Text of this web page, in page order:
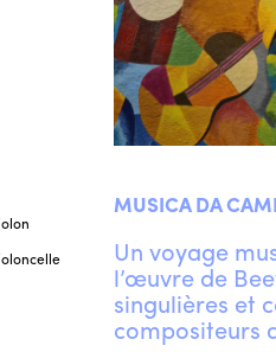
MUSICA DA
Un voyage
l’œuvre de
singulières et
compositeurs